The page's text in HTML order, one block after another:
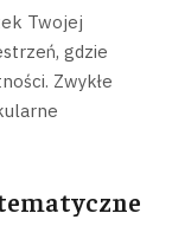
Twojej
gdzie
Zwykłe